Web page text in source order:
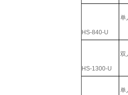
HS-840-U
单
HS-1300-U
双
单